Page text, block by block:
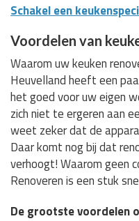
Schakel een
Voordelen van
Waarom uw keuken
Heuvelland heeft een
het goed voor uw eigen
zich niet te ergeren aan
weet zeker dat de
Daar komt nog bij dat
verhoogt! Waarom geen
Renoveren is een stuk
De grootste voordelen